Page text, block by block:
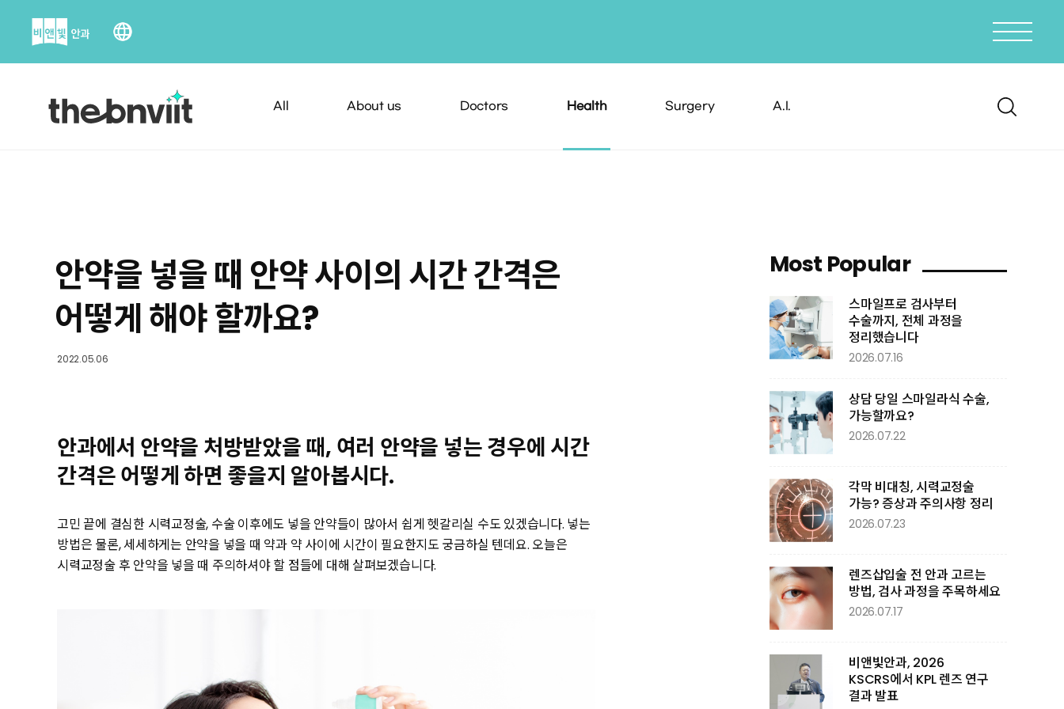
content
All About us Doctors Health Surgery A.I.
안약을 넣을 때 안약 사이의 시간 간격은
어떻게 해야 할까요?
2022.05.06
안과에서 안약을 처방받았을 때, 여러 안약을 넣는 경우에 시간
간격은 어떻게 하면 좋을지 알아봅시다.
고민 끝에 결심한 시력교정술, 수술 이후에도 넣을 안약들이 많아서 쉽게 헷갈리실 수도 있겠습니다. 넣는
방법은 물론, 세세하게는 안약을 넣을 때 약과 약 사이에 시간이 필요한지도 궁금하실 텐데요. 오늘은
시력교정술 후 안약을 넣을 때 주의하셔야 할 점들에 대해 살펴보겠습니다.
Most Popular
스마일프로 검사부터
수술까지, 전체 과정을
정리했습니다
2026.07.16
상담 당일 스마일라식 수술,
가능할까요?
2026.07.22
각막 비대칭, 시력교정술
가능? 증상과 주의사항 정리
2026.07.23
렌즈삽입술 전 안과 고르는
방법, 검사 과정을 주목하세요
2026.07.17
비앤빛안과, 2026
KSCRS에서 KPL 렌즈 연구
결과 발표